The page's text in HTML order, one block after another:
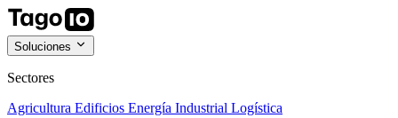
Soluciones
Sectores
Agricultura Edificios Energía Industrial Logística